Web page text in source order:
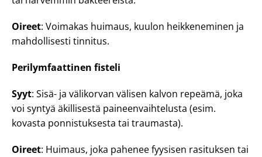
Oireet: Voimakas huimaus, kuulon heikkeneminen ja
mahdollisesti tinnitus.
Perilymfaattinen fisteli
Syyt: Sisä- ja välikorvan välisen kalvon repeämä, joka
voi syntyä äkillisestä paineenvaihtelusta (esim.
kovasta ponnistuksesta tai traumasta).
Oireet: Huimaus, joka pahenee fyysisen rasituksen tai